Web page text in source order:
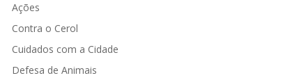
Ações
Contra o Cerol
Cuidados com a Cidade
Defesa de Animais